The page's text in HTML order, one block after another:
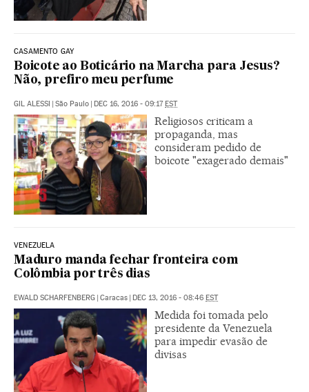
CASAMENTO GAY
Boicote ao Boticário na Marcha para Jesus?
Não, prefiro meu perfume
GIL ALESSI | São Paulo | DEC 16, 2016 - 09:17EST
Religiosos criticam a
propaganda, mas
consideram pedido de
boicote "exagerado demais"
VENEZUELA
Maduro manda fechar fronteira com
Colômbia por três dias
EWALD SCHARFENBERG | Caracas | DEC 13, 2016 - 08:46 EST
Medida foi tomada pelo
presidente da Venezuela
para impedir evasão de
divisas